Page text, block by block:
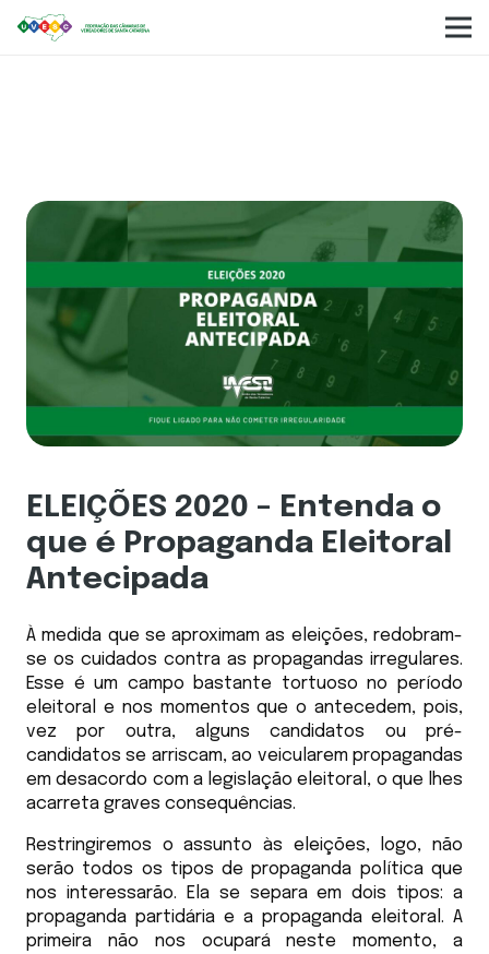
ELEIÇÕES 2020 – Entenda o
que é Propaganda Eleitoral
Antecipada
À medida que se aproximam as eleições, redobram-
se os cuidados contra as propagandas irregulares.
Esse é um campo bastante tortuoso no período
eleitoral e nos momentos que o antecedem, pois,
vez por outra, alguns candidatos ou pré-
candidatos se arriscam, ao veicularem propagandas
em desacordo com a legislação eleitoral, o que lhes
acarreta graves consequências.
Restringiremos o assunto às eleições, logo, não
serão todos os tipos de propaganda política que
nos interessarão. Ela se separa em dois tipos: a
propaganda partidária e a propaganda eleitoral. A
primeira não nos ocupará neste momento, a